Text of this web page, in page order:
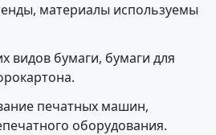
материалы используемы
видов бумаги, бумаги для
печатных машин,
оборудования.